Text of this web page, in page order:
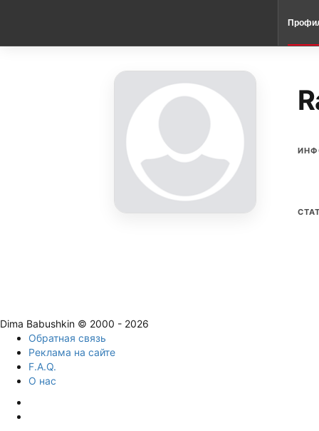
Dima Babushkin © 2000 - 2026
Обратная связь
Реклама на сайте
F.A.Q.
О нас